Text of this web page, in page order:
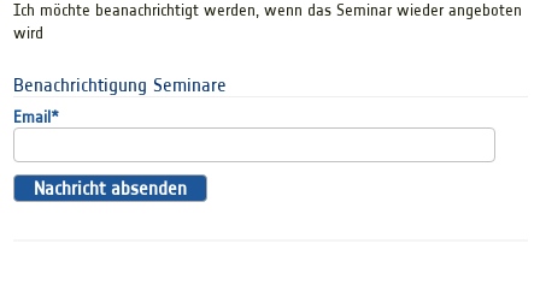
Ich möchte beanachrichtigt werden, wenn das Seminar wieder angeboten
wird
Benachrichtigung Seminare
Email *